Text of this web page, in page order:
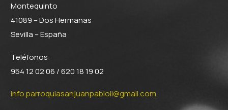
Montequinto
41089 – Dos Hermanas
Sevilla – España
Teléfonos:
954 12 02 06 / 620 18 19 02
info.parroquiasanjuanpabloii@gmail.com